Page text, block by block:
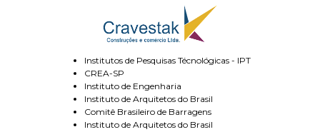
Institutos de Pesquisas Técnológicas - IPT
CREA-SP
Instituto de Engenharia
Instituto de Arquitetos do Brasil
Comitê Brasileiro de Barragens
Instituto de Arquitetos do Brasil